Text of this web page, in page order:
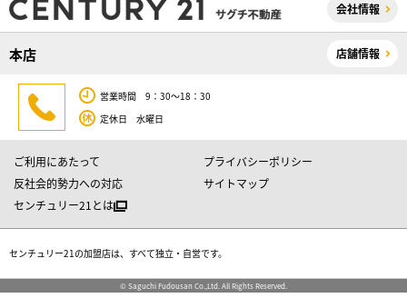
会社情報
本店 店舗情報
営業時間 9：30～18：30
定休日 水曜日
ご利用にあたって
プライバシーポリシー
反社会的勢力への対応
サイトマップ
センチュリー21とは
センチュリー21の加盟店は、すべて独立・自営です。
© Saguchi Fudousan Co.,Ltd. All Rights Reserved.